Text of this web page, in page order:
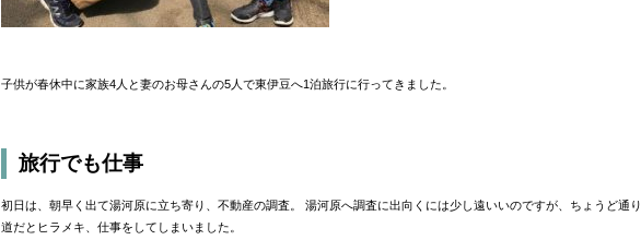
子供が春休中に家族4人と妻のお母さんの5人で東伊豆へ1泊旅行に行ってきました。
旅行でも仕事
初日は、朝早く出て湯河原に立ち寄り、不動産の調査。 湯河原へ調査に出向くには少し遠いいのですが、ちょうど通り
道だとヒラメキ、仕事をしてしまいました。